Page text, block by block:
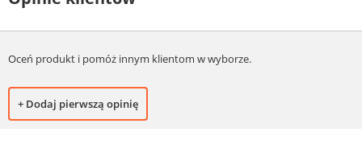
Oceń produkt i pomóż innym klientom w wyborze.
+ Dodaj pierwszą opinię